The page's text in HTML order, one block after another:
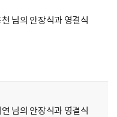
님의 안장식과 영결식
님의 안장식과 영결식